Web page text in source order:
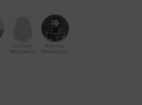
Ευτέρπη
Μουζακίτη
Αιμίλιος
Παλάντζας